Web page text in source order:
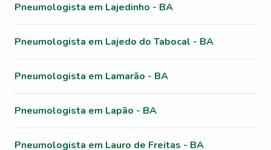
Pneumologista em Lajedinho - BA
Pneumologista em Lajedo do Tabocal - BA
Pneumologista em Lamarão - BA
Pneumologista em Lapão - BA
Pneumologista em Lauro de Freitas - BA